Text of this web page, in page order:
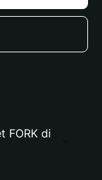
FORK di